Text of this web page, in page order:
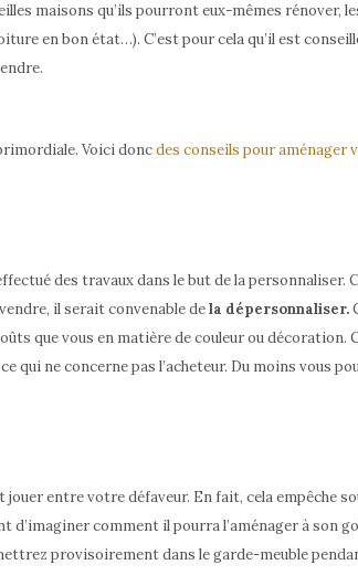
maisons qu’ils pourront eux-mêmes rénover,
en bon état…). C’est pour cela qu’il est
Voici doncdes conseils pour aménager
des travaux dans le but de la personnaliser.
il serait convenable dela dépersonnaliser.
que vous en matière de couleur ou décoration.
qui ne concerne pas l’acheteur. Du moins vous
entre votre défaveur. En fait, cela empêche
comment il pourra l’aménager à son
provisoirement dans le garde-meuble